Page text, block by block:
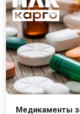
Медикаменты